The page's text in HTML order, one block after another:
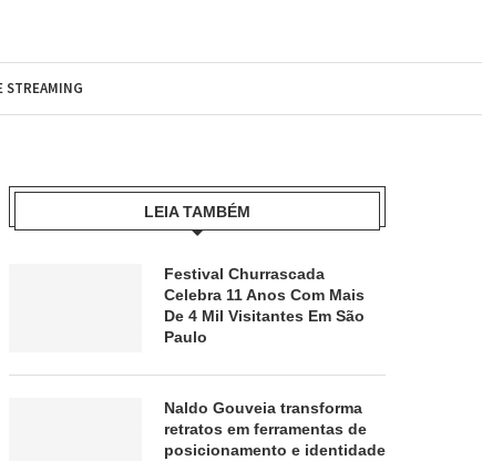
STREAMING
LEIA TAMBÉM
Festival Churrascada
Celebra 11 Anos Com Mais
De 4 Mil Visitantes Em São
Paulo
Naldo Gouveia transforma
retratos em ferramentas de
posicionamento e identidade